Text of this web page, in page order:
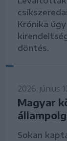
Krónika
döntés.
2026. június
Magyar
Sokan